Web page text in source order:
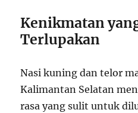
Kenikmatan
Terlupakan
Nasi kuning dan telor
Kalimantan Selatan
rasa yang sulit untuk